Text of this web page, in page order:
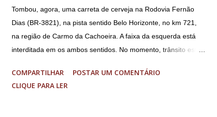
Tombou, agora, uma carreta de cerveja na Rodovia Fernão
Dias (BR-3821), na pista sentido Belo Horizonte, no km 721,
na região de Carmo da Cachoeira. A faixa da esquerda está
interditada em os ambos sentidos. No momento, trânsito está
Imagens @transitofernaodias *Por Sebastião Filho
COMPARTILHAR
POSTAR UM COMENTÁRIO
CLIQUE PARA LER